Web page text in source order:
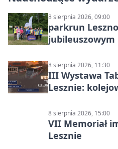
8 sierpnia 2026, 09:00
parkrun
8 sierpnia 2026, 11:30
III Wystawa
Lesznie:
8 sierpnia 2026, 15:00
VII Memoriał
Lesznie